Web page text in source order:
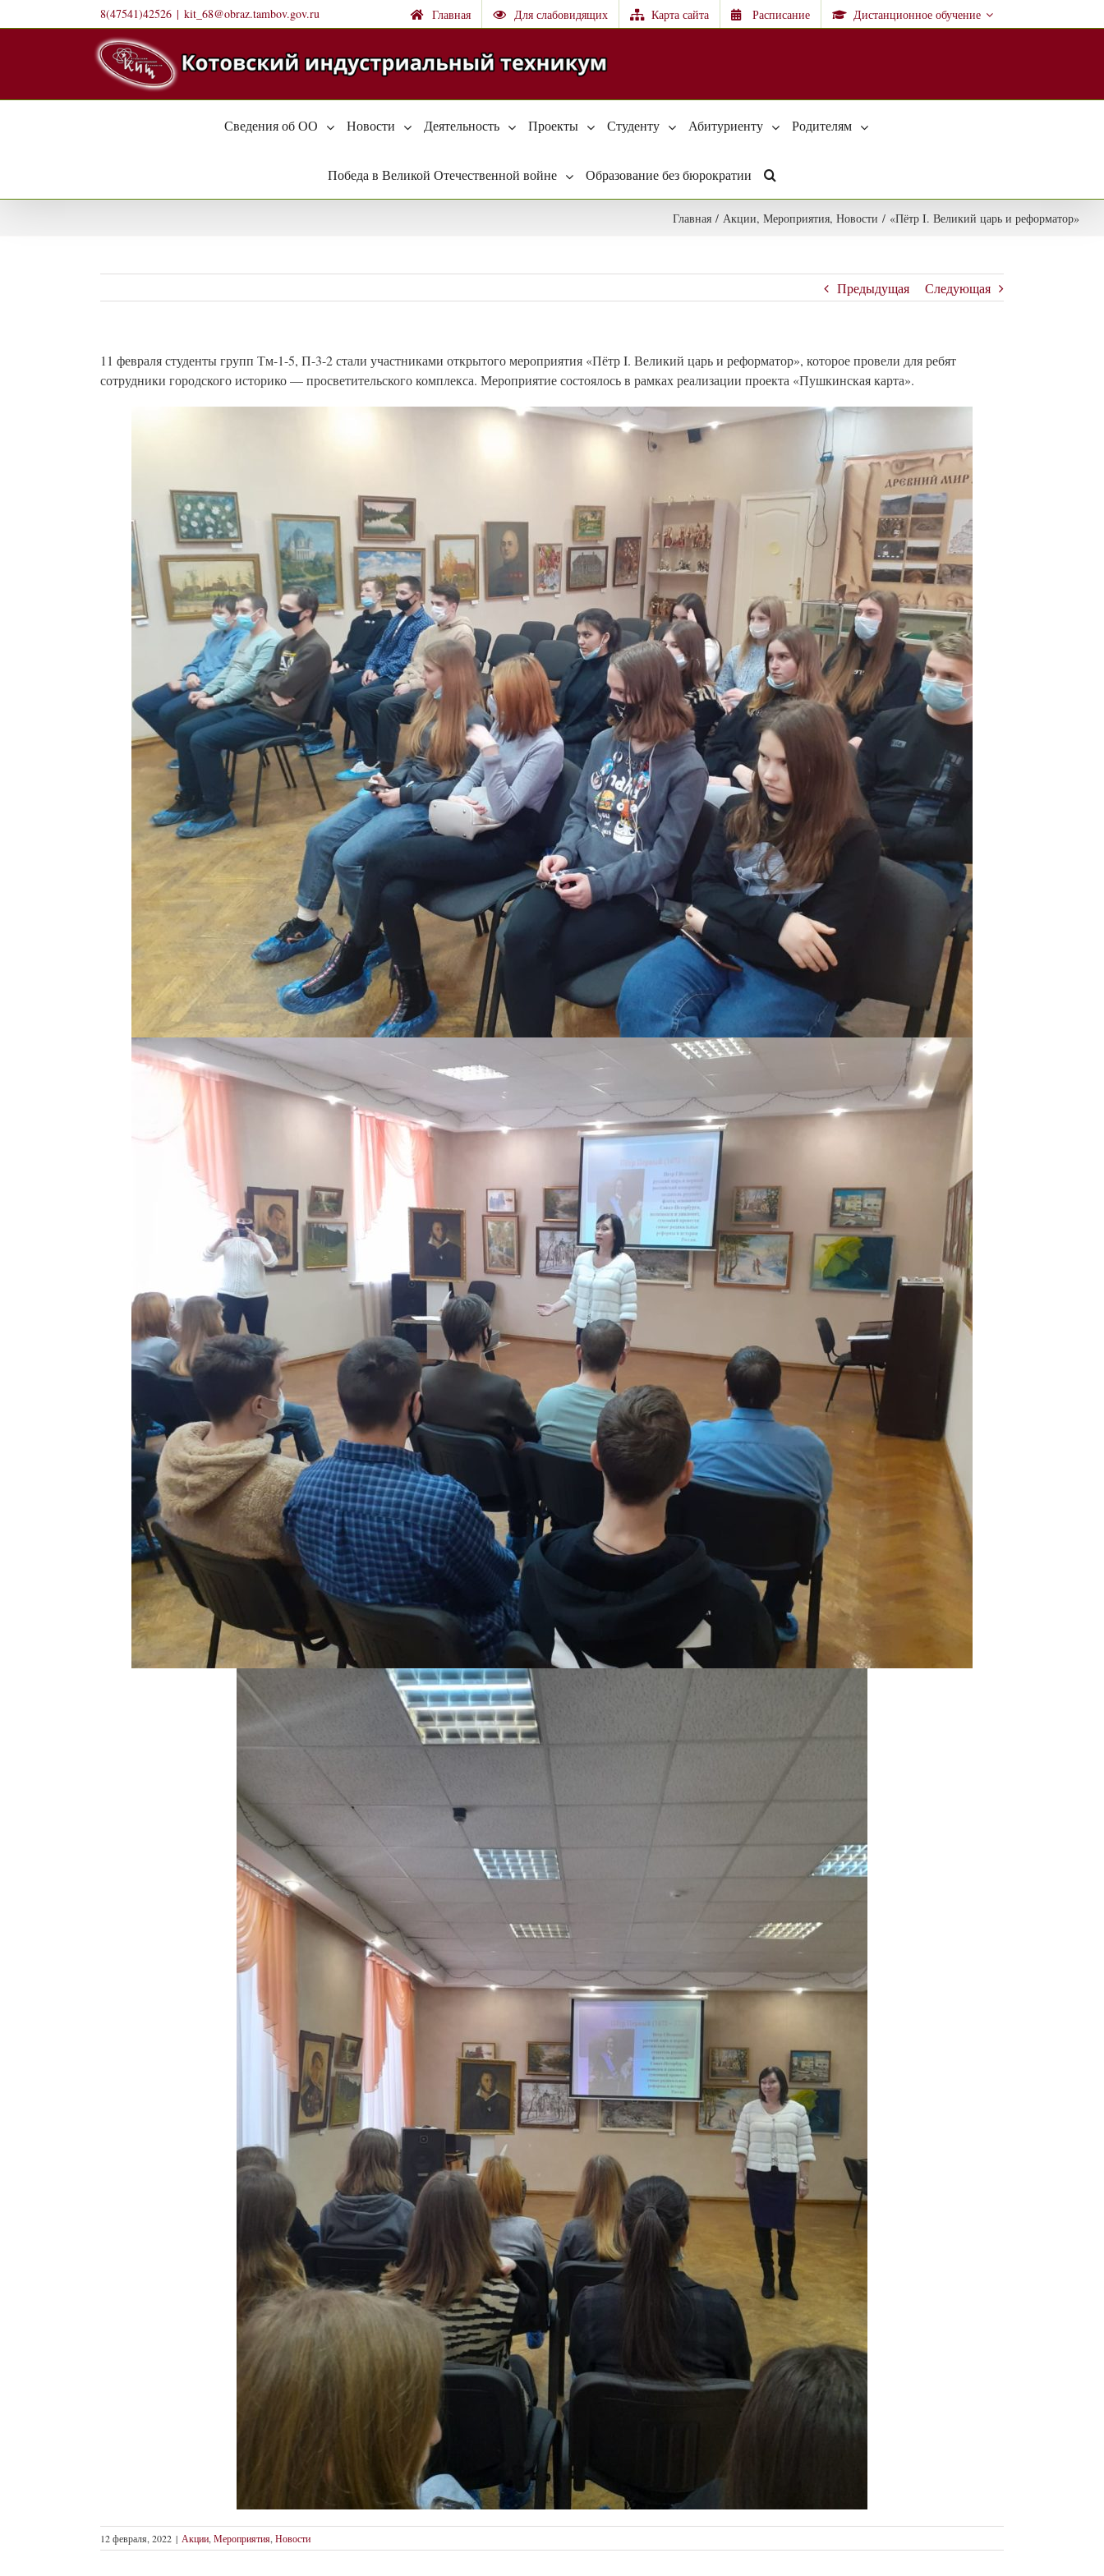
to
8(47541)42526 | kit_68@obraz.tambov.gov.ru Главная Для слабовидящих Карта сайта Расписание Дистанционное обучение
Сведения об ОО Новости Деятельность Проекты Студенту Абитуриенту Родителям
Победа в Великой Отечественной войне Образование без бюрократии
Главная / Акции, Мероприятия, Новости / «Пётр I. Великий царь и реформатор»
Предыдущая Следующая
11 февраля студенты групп Тм-1-5, П-3-2 стали участниками открытого мероприятия «Пётр I. Великий царь и реформатор», которое провели для ребят
сотрудники городского историко — просветительского комплекса. Мероприятие состоялось в рамках реализации проекта «Пушкинская карта».
12 февраля, 2022 | Акции, Мероприятия, Новости